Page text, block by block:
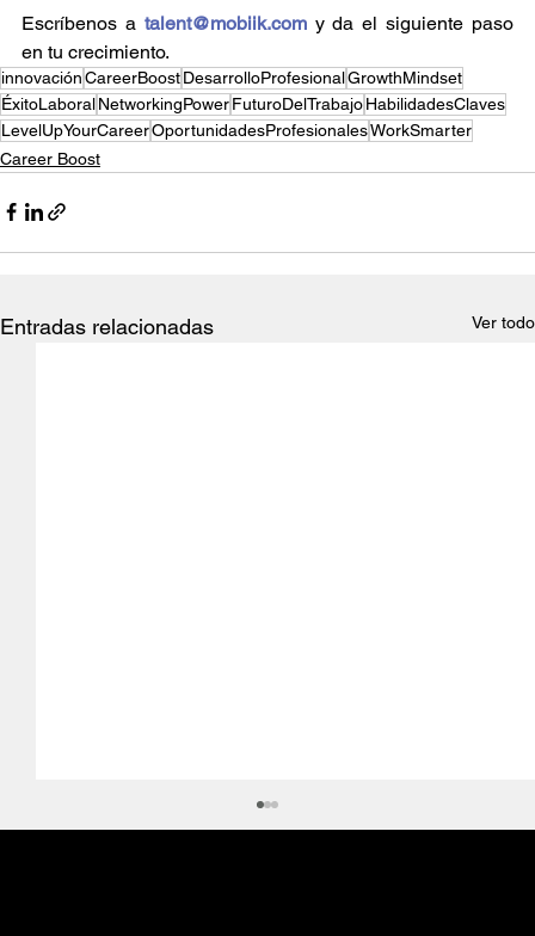
Escríbenos a talent@mobiik.com y da el siguiente paso
en tu crecimiento.
innovaciónCareerBoostDesarrolloProfesionalGrowthMindset
ÉxitoLaboralNetworkingPowerFuturoDelTrabajoHabilidadesClaves
LevelUpYourCareerOportunidadesProfesionalesWorkSmarter
Career Boost
Entradas relacionadas Ver todo